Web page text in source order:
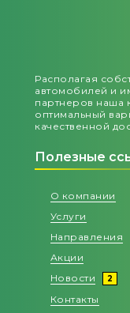
Располагая
автомобилей и
партнеров наша
оптимальный
качественной
Полезные
О компании
Услуги
Направления
Акции
Новости
2
Контакты